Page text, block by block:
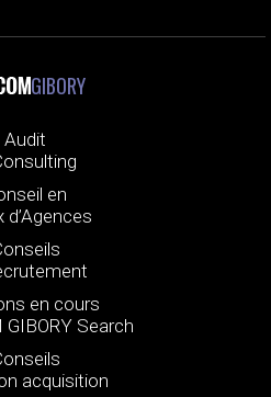
GIBORY
Audit
en
d’Agences
en cours
Search
acquisition